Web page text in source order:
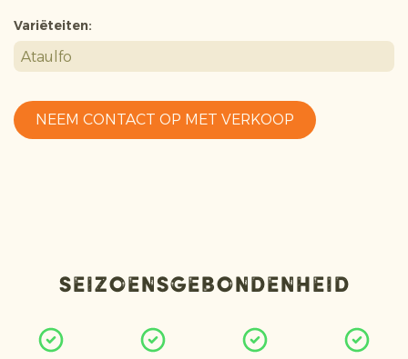
Variëteiten:
Ataulfo
NEEM CONTACT OP MET VERKOOP
Seizoensgebondenheid